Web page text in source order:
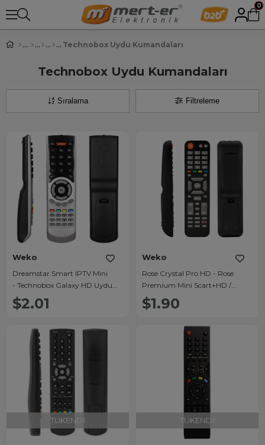
0
Technobox Uydu Kumandaları
Technobox Uydu Kumandaları
Filtreleme
Sıralama
Weko
Dreamstar Smart IPTV Mini
- Technobox Galaxy HD Uydu
Kumandası
$2.01
Weko
Rose Crystal Pro HD - Rose
Premium Mini Scart+HD /
Technobox Twin / Foxstar Twin
HD Uydu Alıcı Kumandası
$1.90
TÜKENDI TÜKENDI